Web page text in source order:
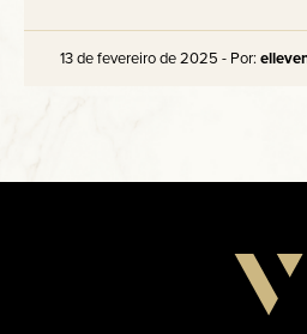
Contato
13 de fevereiro de 2025 - Por: